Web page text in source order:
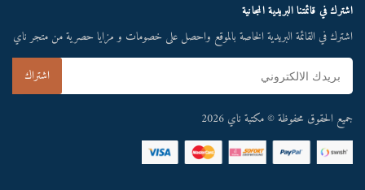
اشترك في قائمتنا البريدية المجانية
اشترك في القائمة البريدية الخاصة بالموقع واحصل على خصومات و مزايا حصرية من متجر ناي
جميع الحقوق محفوظة © مكتبة ناي 2026